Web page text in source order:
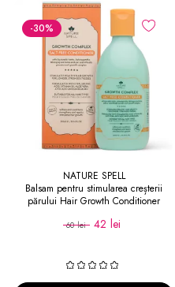
-30%
NATURE SPELL
Balsam pentru stimularea creșterii
părului Hair Growth Conditioner
60 lei 42 lei